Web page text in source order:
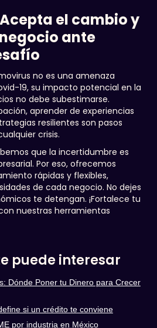
el cambio y
ante
no es una amenaza
19, su impacto potencial en la
no debe subestimarse.
aprender de experiencias
resilientes son pasos
crisis.
que la incertidumbre es
Por eso, ofrecemos
rápidas y flexibles,
de cada negocio. No dejes
te detengan. ¡Fortalece tu
nuestras herramientas
puede interesar
Dónde Poner tu Dinero para Crecer
si un crédito te conviene
por industria en México